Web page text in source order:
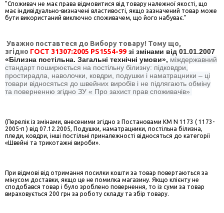
"Споживач не має права відмовитися від товару належної якості, що
має індивідуально-визначені властивості, якщо зазначений товар може
бути використаний виключно споживачем, що його набуває."
Уважно поставтеся до Вибору товару! Тому що,
згідно ГОСТ 31307:2005 PS1554-99 зі змінами від 01.01.2007
«Білизна постільна. Загальні технічні умови», міждержавний
стандарт поширюється на постільну білизну: підковдри,
простирадла, наволочки, ковдри, подушки і наматрацники – ці
товари відносяться до швейних виробів і не підлягають обміну
та поверненню згідно ЗУ « Про захист прав споживачів»
(Перелік із змінами, внесеними згідно з Постановами КМ N 1173 ( 1173-
2005-п ) від 07.12.2005, Подушки, наматрацники, постільна білизна,
пледи, ковдри, інші постільні приналежності відносяться до категорії
«Швейні та трикотажні вироби».
При відмові від отримання посилки кошти за товар повертаються за
мінусом доставки, якщо це не помилка магазину. Якщо клієнту не
сподобався товар і було зроблено повернення, то із суми за товар
вираховується 200 грн за роботу складу та збір товару.